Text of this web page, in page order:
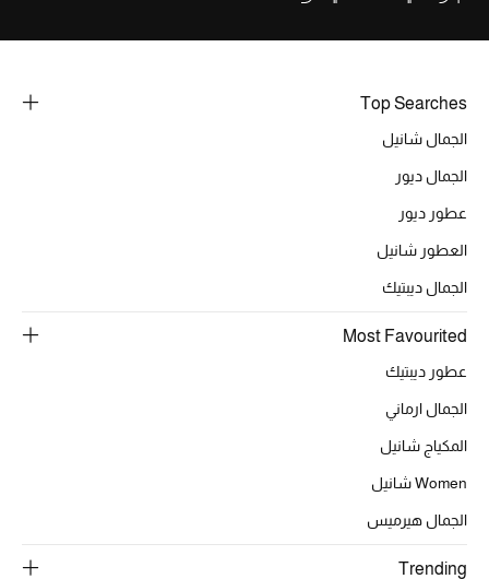
Top Searches
الجمال شانيل
الجمال ديور
عطور ديور
العطور شانيل
الجمال ديبتيك
Most Favourited
عطور ديبتيك
الجمال ارماني
المكياج شانيل
Women شانيل
الجمال هيرميس
Trending